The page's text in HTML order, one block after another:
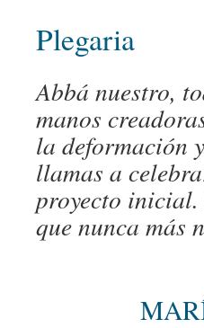
Plegaria
Abbá nuestro,
manos
la deformación
llamas a
proyecto
que nunca más